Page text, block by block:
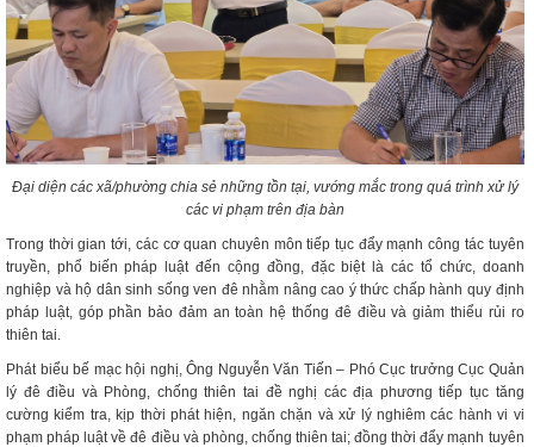
Đại diện các xã/phường chia sẻ những tồn tại, vướng mắc trong quá trình xử lý
các vi phạm trên địa bàn
Trong thời gian tới, các cơ quan chuyên môn tiếp tục đẩy mạnh công tác tuyên
truyền, phổ biến pháp luật đến cộng đồng, đặc biệt là các tổ chức, doanh
nghiệp và hộ dân sinh sống ven đê nhằm nâng cao ý thức chấp hành quy định
pháp luật, góp phần bảo đảm an toàn hệ thống đê điều và giảm thiểu rủi ro
thiên tai.
Phát biểu bế mạc hội nghị, Ông Nguyễn Văn Tiến – Phó Cục trưởng Cục Quản
lý đê điều và Phòng, chống thiên tai đề nghị các địa phương tiếp tục tăng
cường kiểm tra, kịp thời phát hiện, ngăn chặn và xử lý nghiêm các hành vi vi
phạm pháp luật về đê điều và phòng, chống thiên tai; đồng thời đẩy mạnh tuyên